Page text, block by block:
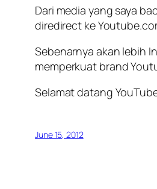
Dari media yang saya
diredirect ke
Sebenarnya akan lebih
memperkuat brand
Selamat datang
June 15, 2012